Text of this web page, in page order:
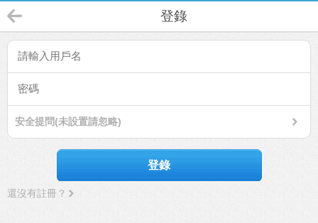
登錄
安全提問(未設置請忽略)
登錄
還沒有註冊？